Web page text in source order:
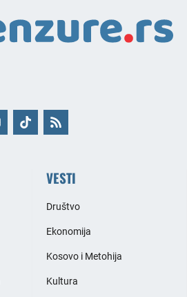
VESTI
Društvo
Ekonomija
Kosovo i Metohija
Kultura